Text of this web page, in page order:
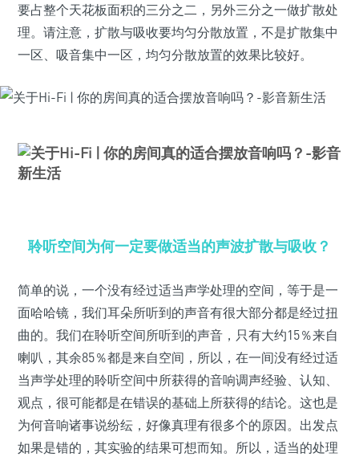
要占整个天花板面积的三分之二，另外三分之一做扩散处
理。请注意，扩散与吸收要均匀分散放置，不是扩散集中
一区、吸音集中一区，均匀分散放置的效果比较好。
聆听空间为何一定要做适当的声波扩散与吸收？
简单的说，一个没有经过适当声学处理的空间，等于是一
面哈哈镜，我们耳朵所听到的声音有很大部分都是经过扭
曲的。我们在聆听空间所听到的声音，只有大约15％来自
喇叭，其余85％都是来自空间，所以，在一间没有经过适
当声学处理的聆听空间中所获得的音响调声经验、认知、
观点，很可能都是在错误的基础上所获得的结论。这也是
为何音响诸事说纷纭，好像真理有很多个的原因。出发点
如果是错的，其实验的结果可想而知。所以，适当的处理